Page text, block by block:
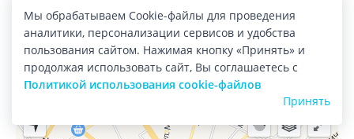
Все банки
Город:Энгельс
Мы обрабатываем Cookie-файлы для проведения
аналитики, персонализации сервисов и удобства
пользования сайтом. Нажимая кнопку «Принять» и
продолжая использовать сайт, Вы соглашаетесь с
Политикой использования cookie-файлов
Принять